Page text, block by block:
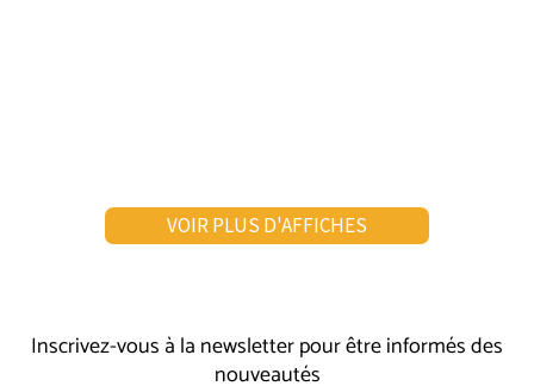
VOIR PLUS D'AFFICHES
Inscrivez-vous à la newsletter pour être informés des
nouveautés